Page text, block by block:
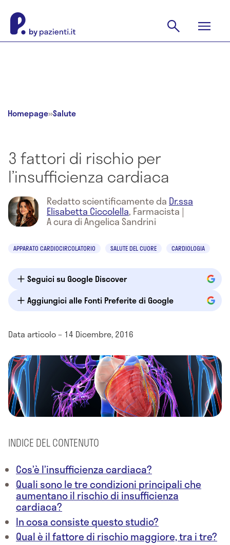
Homepage»Salute
3 fattori di rischio per
l’insufficienza cardiaca
Redatto scientificamente da Dr.ssa
Elisabetta Ciccolella, Farmacista |
A cura di Angelica Sandrini
APPARATO CARDIOCIRCOLATORIO SALUTE DEL CUORE CARDIOLOGIA
Seguici su Google Discover
Aggiungici alle Fonti Preferite di Google
Data articolo – 14 Dicembre, 2016
INDICE DEL CONTENUTO
Cos’è l’insufficienza cardiaca?
Quali sono le tre condizioni principali che
aumentano il rischio di insufficienza
cardiaca?
In cosa consiste questo studio?
Qual è il fattore di rischio maggiore, tra i tre?